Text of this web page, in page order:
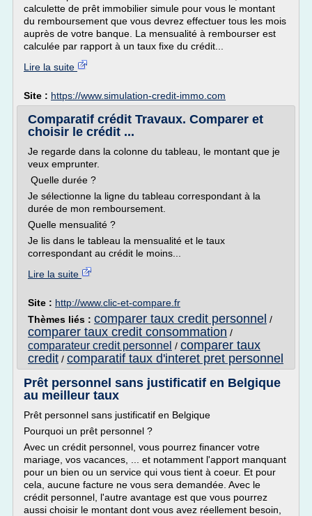
calculette de prêt immobilier simule pour vous le montant
du remboursement que vous devrez effectuer tous les mois
auprès de votre banque. La mensualité à rembourser est
calculée par rapport à un taux fixe du crédit...
Lire la suite
Site : https://www.simulation-credit-immo.com
Comparatif crédit Travaux. Comparer et
choisir le crédit ...
Je regarde dans la colonne du tableau, le montant que je
veux emprunter.
Quelle durée ?
Je sélectionne la ligne du tableau correspondant à la
durée de mon remboursement.
Quelle mensualité ?
Je lis dans le tableau la mensualité et le taux
correspondant au crédit le moins...
Lire la suite
Site : http://www.clic-et-compare.fr
Thèmes liés : comparer taux credit personnel /
comparer taux credit consommation /
comparateur credit personnel / comparer taux
credit / comparatif taux d'interet pret personnel
Prêt personnel sans justificatif en Belgique
au meilleur taux
Prêt personnel sans justificatif en Belgique
Pourquoi un prêt personnel ?
Avec un crédit personnel, vous pourrez financer votre
mariage, vos vacances, ... et notamment l'apport manquant
pour un bien ou un service qui vous tient à coeur. Et pour
cela, aucune facture ne vous sera demandée. Avec le
crédit personnel, l'autre avantage est que vous pourrez
aussi choisir le montant dont vous avez réellement besoin,